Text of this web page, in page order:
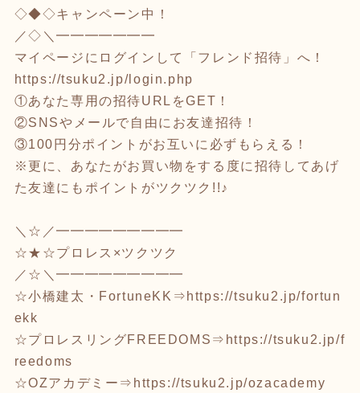
◇◆◇キャンペーン中！
／◇＼━━━━━━━
マイページにログインして「フレンド招待」へ！
https://tsuku2.jp/login.php
①あなた専用の招待URLをGET！
②SNSやメールで自由にお友達招待！
③100円分ポイントがお互いに必ずもらえる！
※更に、あなたがお買い物をする度に招待してあげ
た友達にもポイントがツクツク!!♪
＼☆／━━━━━━━━━
☆★☆プロレス×ツクツク
／☆＼━━━━━━━━━
☆小橋建太・FortuneKK⇒ https://tsuku2.jp/fortun
ekk
☆プロレスリングFREEDOMS⇒ https://tsuku2.jp/f
reedoms
☆OZアカデミー⇒ https://tsuku2.jp/ozacademy